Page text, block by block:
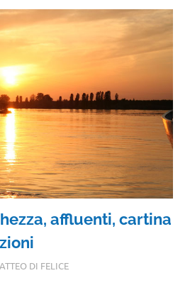
affluenti, cartina
DI FELICE